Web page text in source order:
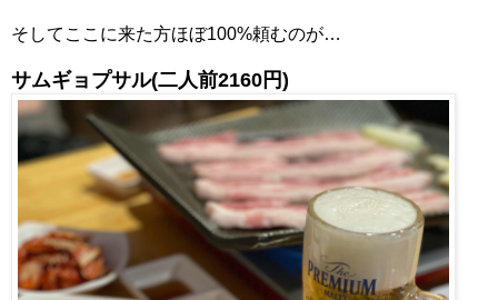
そしてここに来た方ほぼ100%頼むのが…
サムギョプサル(二人前2160円)